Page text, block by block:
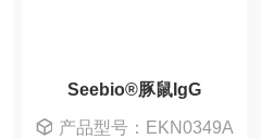
Seebio®豚鼠IgG
产品型号：EKN0349A